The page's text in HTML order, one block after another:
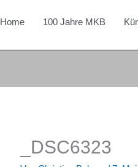
Home 100 Jahre MKB
_DSC6323